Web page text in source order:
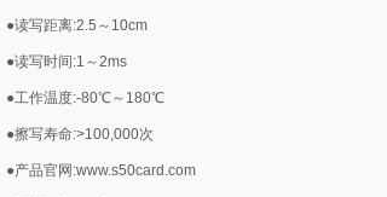
●读写距离:2.5～10cm
●读写时间:1～2ms
●工作温度:-80℃～180℃
●擦写寿命:>100,000次
●产品官网:www.s50card.com